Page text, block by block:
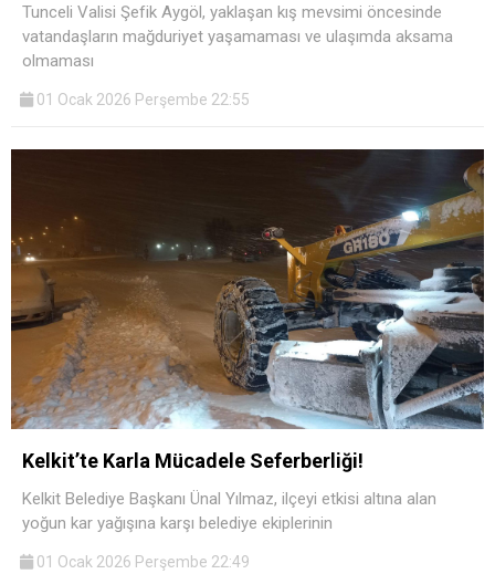
Tunceli Valisi Şefik Aygöl, yaklaşan kış mevsimi öncesinde
vatandaşların mağduriyet yaşamaması ve ulaşımda aksama
olmaması
01 Ocak 2026 Perşembe 22:55
Kelkit’te Karla Mücadele Seferberliği!
Kelkit Belediye Başkanı Ünal Yılmaz, ilçeyi etkisi altına alan
yoğun kar yağışına karşı belediye ekiplerinin
01 Ocak 2026 Perşembe 22:49